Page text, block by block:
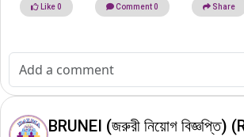
Like0 Comment0 Share
BRUNEI (জরুরী নিয়োগ বিজ্ঞপ্তি)